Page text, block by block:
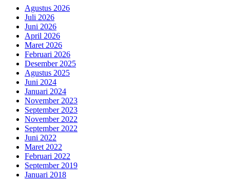
Agustus 2026
Juli 2026
Juni 2026
April 2026
Maret 2026
Februari 2026
Desember 2025
Agustus 2025
Juni 2024
Januari 2024
November 2023
September 2023
November 2022
September 2022
Juni 2022
Maret 2022
Februari 2022
September 2019
Januari 2018